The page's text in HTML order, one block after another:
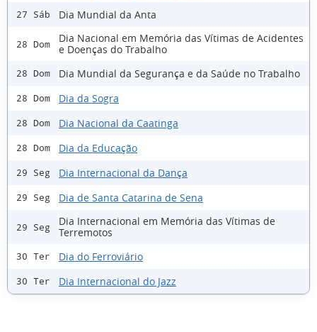
27 Sáb Dia Mundial da Anta
28 Dom
Dia Nacional em Memória das Vítimas de Acidentes
e Doenças do Trabalho
28 Dom Dia Mundial da Segurança e da Saúde no Trabalho
28 Dom Dia da Sogra
28 Dom Dia Nacional da Caatinga
28 Dom Dia da Educação
29 Seg Dia Internacional da Dança
29 Seg Dia de Santa Catarina de Sena
29 Seg
Dia Internacional em Memória das Vítimas de
Terremotos
30 Ter Dia do Ferroviário
30 Ter Dia Internacional do Jazz